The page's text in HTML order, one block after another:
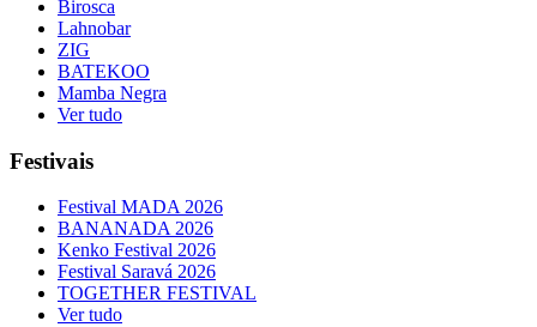
Birosca
Lahnobar
ZIG
BATEKOO
Mamba Negra
Ver tudo
Festivais
Festival MADA 2026
BANANADA 2026
Kenko Festival 2026
Festival Saravá 2026
TOGETHER FESTIVAL
Ver tudo